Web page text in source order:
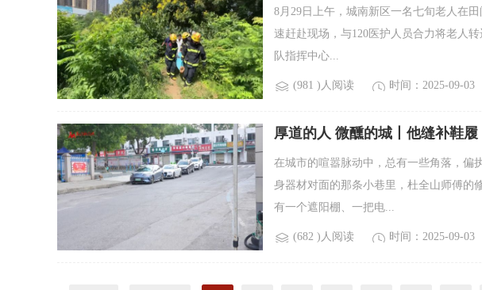
8月29日上午，城南新区一名七旬老人在
速赶赴现场，与120医护人员合力将老
队指挥中心...
(981 )人阅读 时间：2025-09-03
厚道的人 微醺的城丨他缝补鞋
在城市的喧嚣脉动中，总有一些角落，偏
身器材对面的那条小巷里，杜全山师傅的
有一个遮阳棚、一把电...
(682 )人阅读 时间：2025-09-03